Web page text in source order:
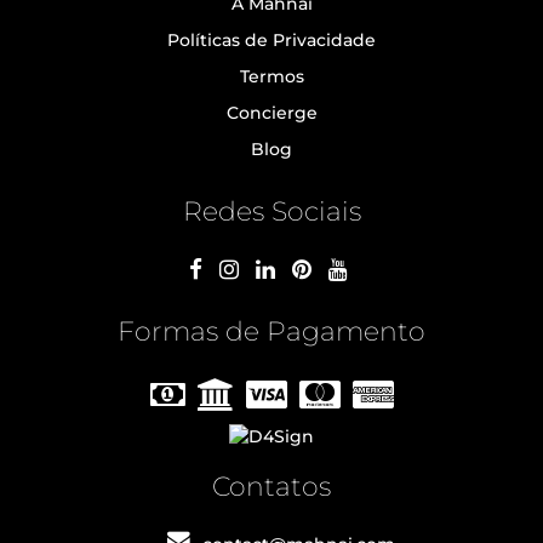
Políticas de Privacidade
Termos
Concierge
Blog
Redes Sociais
Formas de Pagamento
Contatos